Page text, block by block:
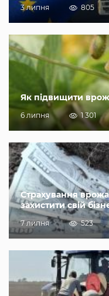
3 липня 805
Як підвищити
6 липня 1 301
Страхування
захистити свій
7 липня 523